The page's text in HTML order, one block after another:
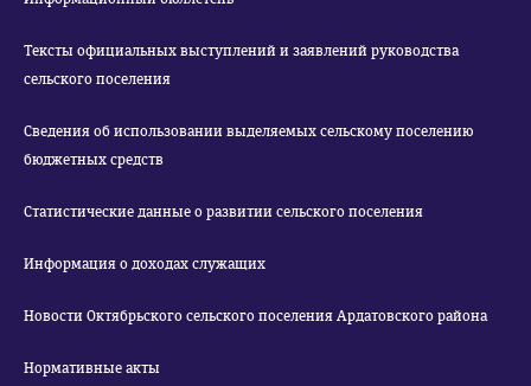
Тексты официальных выступлений и заявлений руководства
сельского поселения
Сведения об использовании выделяемых сельскому поселению
бюджетных средств
Статистические данные о развитии сельского поселения
Информация о доходах служащих
Новости Октябрьского сельского поселения Ардатовского района
Нормативные акты